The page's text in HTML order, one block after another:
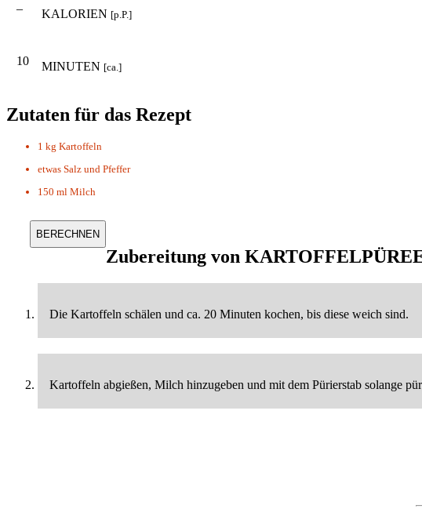
– KALORIEN [p.P.]
10 MINUTEN [ca.]
Zutaten für das Rezept
1 kg Kartoffeln
etwas Salz und Pfeffer
150 ml Milch
Zubereitung von
Die Kartoffeln schälen und ca. 20 Minuten kochen, bis diese weich sind.
Kartoffeln abgießen, Milch hinzugeben und mit dem Pürierstab solange